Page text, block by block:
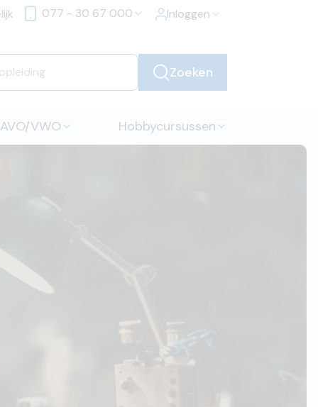
077 - 30 67 000 Inloggen
Zoeken
VWO Hobbycursussen